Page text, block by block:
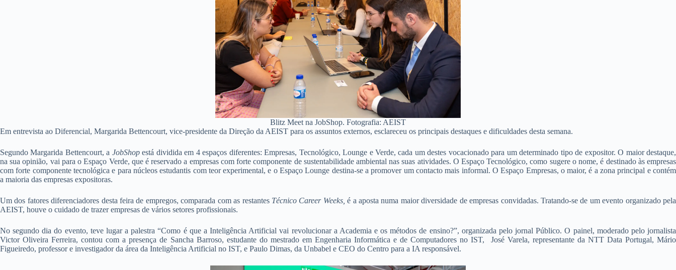
Blitz Meet na JobShop. Fotografia: AEIST
Em entrevista ao Diferencial, Margarida Bettencourt, vice-presidente da Direção da AEIST para os assuntos externos, esclareceu os principais destaques e dificuldades desta semana.
Segundo Margarida Bettencourt, a JobShopestá dividida em 4 espaços diferentes: Empresas, Tecnológico, Lounge e Verde, cada um destes vocacionado para um determinado tipo de expositor. O maior destaque,
na sua opinião, vai para o Espaço Verde, que é reservado a empresas com forte componente de sustentabilidade ambiental nas suas atividades. O Espaço Tecnológico, como sugere o nome, é destinado às empresas
com forte componente tecnológica e para núcleos estudantis com teor experimental, e o Espaço Lounge destina-se a promover um contacto mais informal. O Espaço Empresas, o maior, é a zona principal e contém
a maioria das empresas expositoras.
Um dos fatores diferenciadores desta feira de empregos, comparada com as restantes Técnico Career Weeks,é a aposta numa maior diversidade de empresas convidadas. Tratando-se de um evento organizado pela
AEIST, houve o cuidado de trazer empresas de vários setores profissionais.
No segundo dia do evento, teve lugar a palestra “Como é que a Inteligência Artificial vai revolucionar a Academia e os métodos de ensino?”, organizada pelo jornal Público. O painel, moderado pelo jornalista
Victor Oliveira Ferreira, contou com a presença de Sancha Barroso, estudante do mestrado em Engenharia Informática e de Computadores no IST, José Varela, representante da NTT Data Portugal, Mário
Figueiredo, professor e investigador da área da Inteligência Artificial no IST, e Paulo Dimas, da Unbabel e CEO do Centro para a IA responsável.